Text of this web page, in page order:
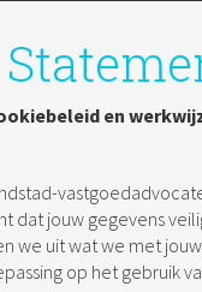
en
dat jouw gegevens
we uit wat we met
op het gebruik